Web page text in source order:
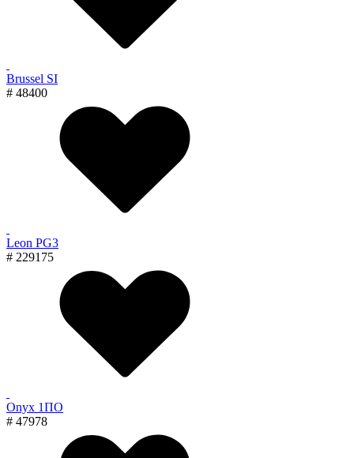
Brussel SI
# 48400
Leon PG3
# 229175
Onyx 1ПО
# 47978